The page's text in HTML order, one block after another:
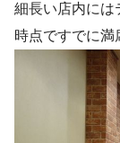
細長い店内には
時点ですでに満